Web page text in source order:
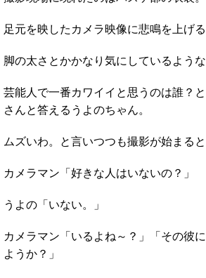
足元を映したカメラ映像に悲鳴を上げ
脚の太さとかかなり気にしているような
芸能人で一番カワイイと思うのは誰？
さんと答えるうよのちゃん。
ムズいわ。と言いつつも撮影が始まると
カメラマン「好きな人はいないの？」
うよの「いない。」
カメラマン「いるよね～？」「その彼
ようか？」